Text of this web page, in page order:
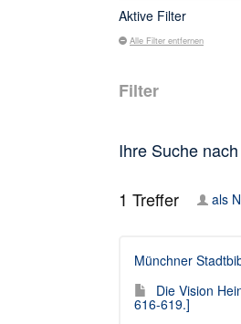
Aktive Filter
Alle Filter entfernen
Filter
Ihre Suche nach
1 Treffer als
Münchner
Die Vision
616-619.]